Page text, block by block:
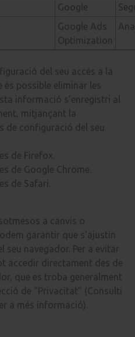
Google
Google Ads
Optimization
del seu accés a la
és possible eliminar les
informació s’enregistri al
mitjançant la
de configuració del seu
de Firefox.
de Google Chrome.
de Safari.
a canvis o
garantir que s’ajustin
seu navegador. Per a evitar
accedir directament des de
que es troba generalment
de "Privacitat" (Consulti
a més informació).